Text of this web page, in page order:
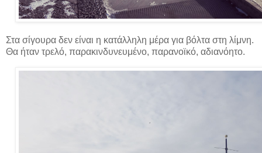
Στα σίγουρα δεν είναι η κατάλληλη μέρα για βόλτα στη λίμνη.
Θα ήταν τρελό, παρακινδυνευμένο, παρανοϊκό, αδιανόητο.